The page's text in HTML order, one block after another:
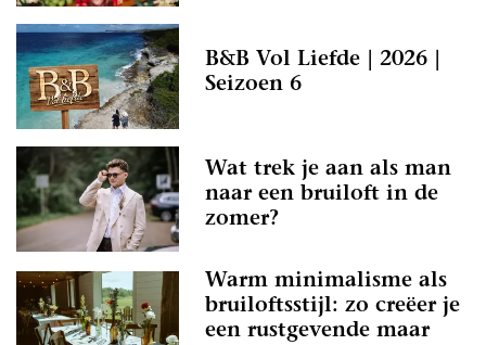
B&B Vol Liefde | 2026 |
Seizoen 6
Wat trek je aan als man
naar een bruiloft in de
zomer?
Warm minimalisme als
bruiloftsstijl: zo creëer je
een rustgevende maar